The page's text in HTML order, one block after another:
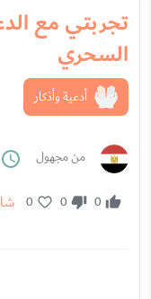
تجربتي مع
السحري
أدعية وأذكار
من مجهول
0
0
0